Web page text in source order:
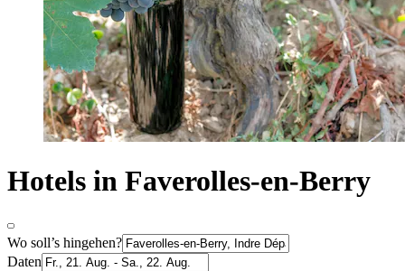
Hotels in Faverolles-en-Berry
Wo soll’s hingehen?
Daten